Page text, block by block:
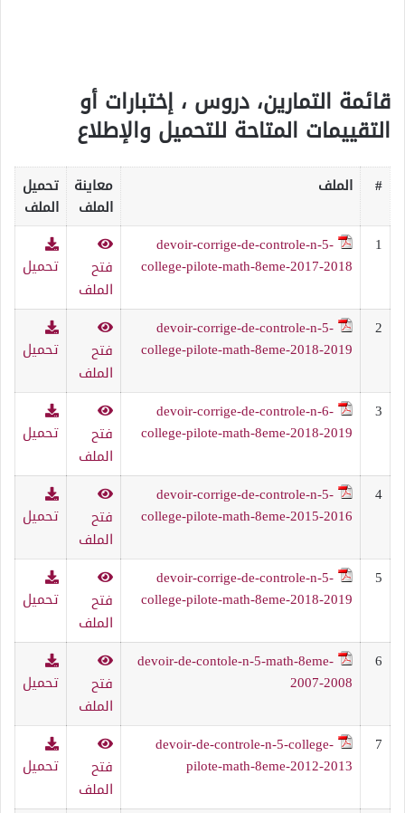
قائمة التمارين، دروس ، إختبارات أو
التقييمات المتاحة للتحميل والإطلاع
# الملف
معاينة
الملف
تحميل
الملف
1
devoir-corrige-de-controle-n-5-
college-pilote-math-8eme-2017-2018
فتح
الملف
تحميل
2
devoir-corrige-de-controle-n-5-
college-pilote-math-8eme-2018-2019
فتح
الملف
تحميل
3
devoir-corrige-de-controle-n-6-
college-pilote-math-8eme-2018-2019
فتح
الملف
تحميل
4
devoir-corrige-de-controle-n-5-
college-pilote-math-8eme-2015-2016
فتح
الملف
تحميل
5
devoir-corrige-de-controle-n-5-
college-pilote-math-8eme-2018-2019
فتح
الملف
تحميل
6
devoir-de-contole-n-5-math-8eme-
2007-2008
فتح
الملف
تحميل
7
devoir-de-controle-n-5-college-
pilote-math-8eme-2012-2013
فتح
الملف
تحميل